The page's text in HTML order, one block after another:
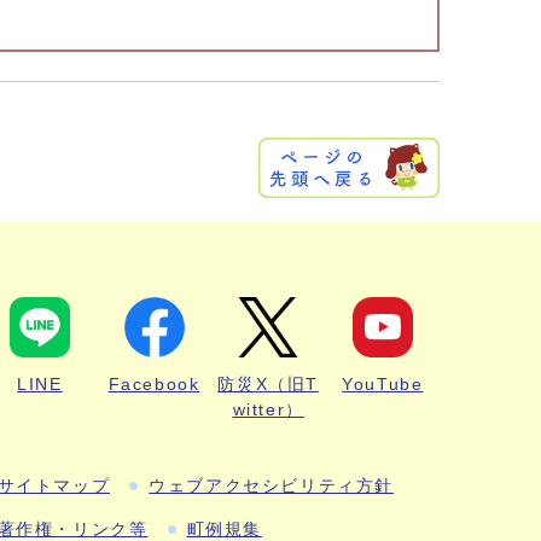
LINE Facebook
防災X（旧T
witter）
YouTube
イトマップ ウェブアクセシビリティ方針
作権・リンク等 町例規集